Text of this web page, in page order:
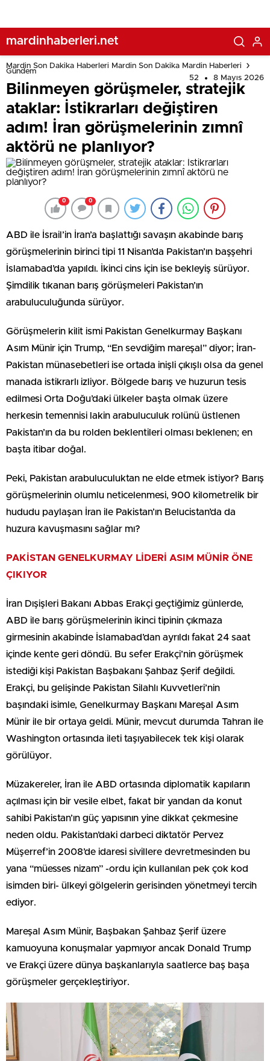
mardinhaberleri.net
Mardin Son Dakika Haberleri Mardin Son Dakika Mardin Haberleri
Gündem
52
8 Mayıs 2026
Bilinmeyen görüşmeler, stratejik
ataklar: İstikrarları değiştiren
adım! İran görüşmelerinin zımnî
aktörü ne planlıyor?
0 0
ABD ile İsrail’in İran’a başlattığı savaşın akabinde barış
görüşmelerinin birinci tipi 11 Nisan’da Pakistan’ın başşehri
İslamabad’da yapıldı. İkinci cins için ise bekleyiş sürüyor.
Şimdilik tıkanan barış görüşmeleri Pakistan’ın
arabuluculuğunda sürüyor.
Görüşmelerin kilit ismi Pakistan Genelkurmay Başkanı
Asım Münir için Trump, “En sevdiğim mareşal” diyor; İran-
Pakistan münasebetleri ise ortada inişli çıkışlı olsa da genel
manada istikrarlı izliyor. Bölgede barış ve huzurun tesis
edilmesi Orta Doğu’daki ülkeler başta olmak üzere
herkesin temennisi lakin arabuluculuk rolünü üstlenen
Pakistan’ın da bu rolden beklentileri olması beklenen; en
başta itibar doğal.
Peki, Pakistan arabuluculuktan ne elde etmek istiyor? Barış
görüşmelerinin olumlu neticelenmesi, 900 kilometrelik bir
hududu paylaşan İran ile Pakistan’ın Belucistan’da da
huzura kavuşmasını sağlar mı?
PAKİSTAN GENELKURMAY LİDERİ ASIM MÜNİR ÖNE
ÇIKIYOR
İran Dışişleri Bakanı Abbas Erakçi geçtiğimiz günlerde,
ABD ile barış görüşmelerinin ikinci tipinin çıkmaza
girmesinin akabinde İslamabad’dan ayrıldı fakat 24 saat
içinde kente geri döndü. Bu sefer Erakçi’nin görüşmek
istediği kişi Pakistan Başbakanı Şahbaz Şerif değildi.
Erakçi, bu gelişinde Pakistan Silahlı Kuvvetleri’nin
başındaki isimle, Genelkurmay Başkanı Mareşal Asım
Münir ile bir ortaya geldi. Münir, mevcut durumda Tahran ile
Washington ortasında ileti taşıyabilecek tek kişi olarak
görülüyor.
Müzakereler, İran ile ABD ortasında diplomatik kapıların
açılması için bir vesile elbet, fakat bir yandan da konut
sahibi Pakistan’ın güç yapısının yine dikkat çekmesine
neden oldu. Pakistan’daki darbeci diktatör Pervez
Müşerref’in 2008’de idaresi sivillere devretmesinden bu
yana “müesses nizam” -ordu için kullanılan pek çok kod
isimden biri- ülkeyi gölgelerin gerisinden yönetmeyi tercih
ediyor.
Mareşal Asım Münir, Başbakan Şahbaz Şerif üzere
kamuoyuna konuşmalar yapmıyor ancak Donald Trump
ve Erakçi üzere dünya başkanlarıyla saatlerce baş başa
görüşmeler gerçekleştiriyor.